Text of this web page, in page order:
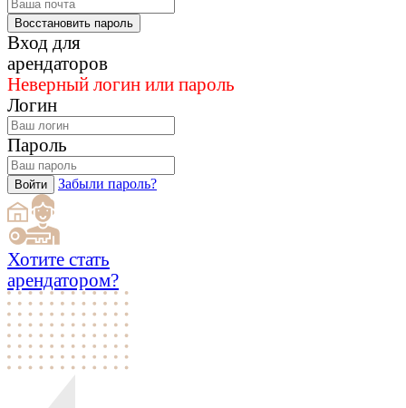
Восстановить пароль
Вход для
арендаторов
Неверный логин или пароль
Логин
Пароль
Войти Забыли пароль?
Хотите стать
арендатором?